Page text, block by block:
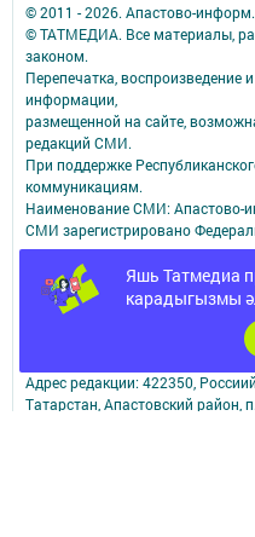
Яшь Татмедиа
карадыгызмы
© 2011 - 2026. Апастово-
© ТАТМЕДИА. Все материалы,
законом.
Перепечатка,
информации,
размещенной на сайте,
редакций СМИ.
При поддержке
коммуникациям.
Наименование СМИ: Апастово-
СМИ зарегистрировано
связи,
информационных технологий
запись о регистрации СМИ Эл
зарегистрировано
информационных технологий и
ФИО главного редактора:
Адрес редакции: 422350,
Татарстан, Апастовский район,